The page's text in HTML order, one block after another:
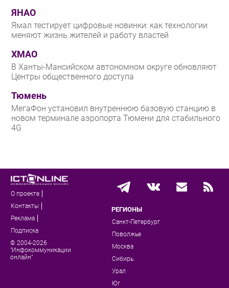
ЯНАО
Ямал тестирует цифровые новинки: как технологии
меняют жизнь жителей и работу властей
ХМАО
В Ханты-Мансийском автономном округе обновляют
Центры общественного доступа
Тюмень
МегаФон установил внутреннюю базовую станцию в
новом терминале аэропорта Тюмени для стабильного
4G
О проекте
Контакты
Реклама
Подписка
© 2004-2026
"Инфокоммуникации
онлайн"
РЕГИОНЫ
Санкт-Петербург
Поволжье
Москва
Сибирь
Урал
Юг